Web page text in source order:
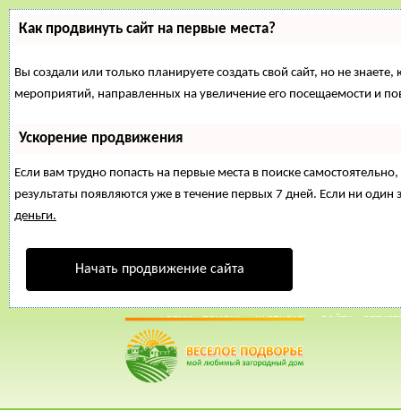
Как продвинуть сайт на первые места?
Вы создали или только планируете создать свой сайт, но не
мероприятий, направленных на увеличение его посещаемости и
Ускорение продвижения
Если вам трудно попасть на первые места в поиске
результаты появляются уже в течение первых 7 дней. Если ни один
деньги.
Начать продвижение сайта
24 Март, 2015, 02:47:18
ФОРУМ ПОМОЩЬ КАЛЕНДАРЬ ВОЙТИ
Внимание!